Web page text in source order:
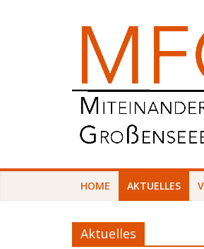
für
Sozial
Transparent
–
Umweltschützend
HOME AKTUELLES
Aktuelles